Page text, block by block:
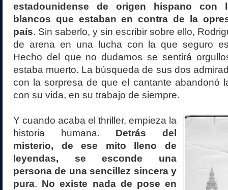
estadounidense de origen hispano con
blancos que estaban en contra de la
país. Sin saberlo, y sin escribir sobre ello,
de arena en una lucha con la que seguro
Hecho del que no dudamos se sentirá
estaba muerto. La búsqueda de sus dos
con la sorpresa de que el cantante abandonó
con su vida, en su trabajo de siempre.
Y cuando acaba el thriller, empieza la
historia humana. Detrás del
misterio, de ese mito lleno de
leyendas, se esconde una
persona de una sencillez sincera y
pura. No existe nada de pose en